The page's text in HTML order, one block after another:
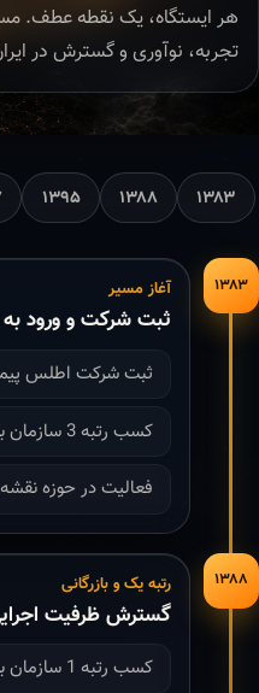
هر ایستگاه، یک نقطه عطف.
تجربه، نوآوری و گسترش در
۱۳۸۳ ۱۳۸۸ ۱۳۹۵
۱۳۸۳ آغاز مسیر
ثبت شرکت و ورود به
ثبت شرکت اطلس
کسب رتبه 3 سازمان برنامه بودجه
فعالیت در حوزه
۱۳۸۸ رتبه یک و بازرگانی
گسترش ظرفیت
کسب رتبه 1 سازمان برنامه بودجه